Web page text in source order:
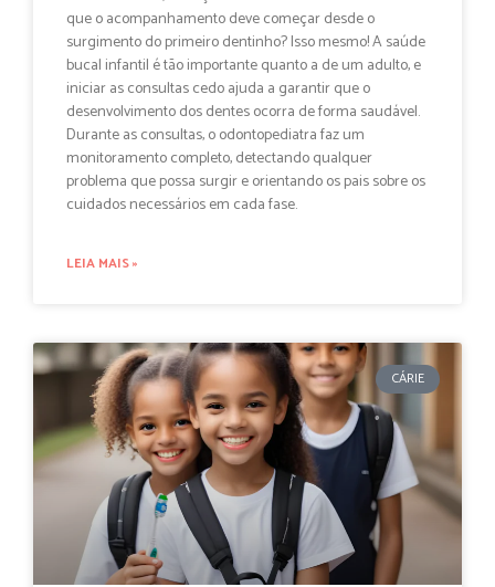
que o acompanhamento deve começar desde o
surgimento do primeiro dentinho? Isso mesmo! A saúde
bucal infantil é tão importante quanto a de um adulto, e
iniciar as consultas cedo ajuda a garantir que o
desenvolvimento dos dentes ocorra de forma saudável.
Durante as consultas, o odontopediatra faz um
monitoramento completo, detectando qualquer
problema que possa surgir e orientando os pais sobre os
cuidados necessários em cada fase.
LEIA MAIS »
CÁRIE